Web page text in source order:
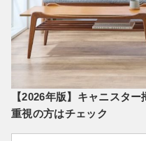
【2026年版】キャニスタ
重視の方はチェック